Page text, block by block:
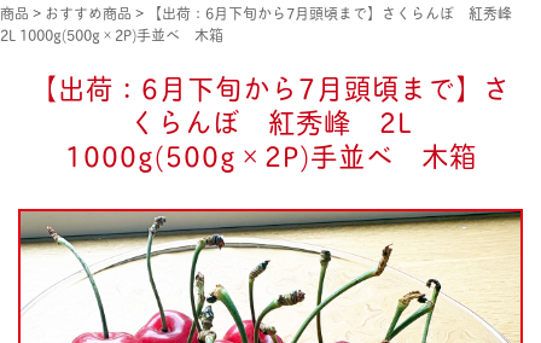
商品 > おすすめ商品 > 【出荷：6月下旬から7月頭頃まで】さくらんぼ 紅秀峰
2L 1000g(500g×2P)手並べ 木箱
【出荷：6月下旬から7月頭頃まで】さ
くらんぼ 紅秀峰 2L
1000g(500g×2P)手並べ 木箱